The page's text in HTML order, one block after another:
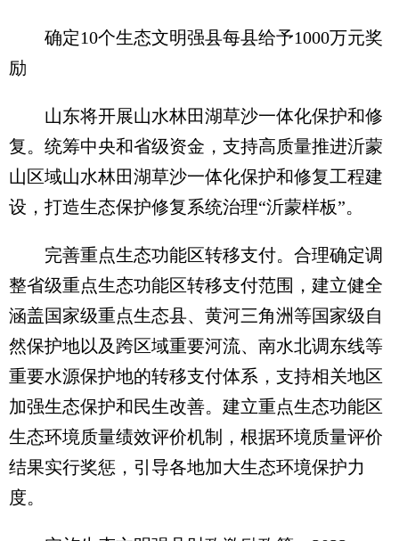
确定10个生态文明强县每县给予1000万元奖
励
山东将开展山水林田湖草沙一体化保护和修
复。统筹中央和省级资金，支持高质量推进沂蒙
山区域山水林田湖草沙一体化保护和修复工程建
设，打造生态保护修复系统治理“沂蒙样板”。
完善重点生态功能区转移支付。合理确定调
整省级重点生态功能区转移支付范围，建立健全
涵盖国家级重点生态县、黄河三角洲等国家级自
然保护地以及跨区域重要河流、南水北调东线等
重要水源保护地的转移支付体系，支持相关地区
加强生态保护和民生改善。建立重点生态功能区
生态环境质量绩效评价机制，根据环境质量评价
结果实行奖惩，引导各地加大生态环境保护力
度。